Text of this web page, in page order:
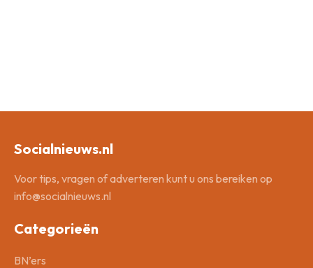
Socialnieuws.nl
Voor tips, vragen of adverteren kunt u ons bereiken op
info@socialnieuws.nl
Categorieën
BN’ers